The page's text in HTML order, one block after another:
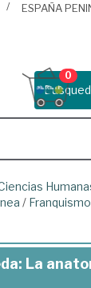
ESPAÑA
0
/ Franquismo
La